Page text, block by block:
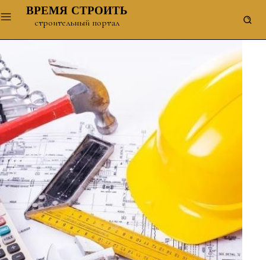
ВРЕМЯ СТРОИТЬ
строительный портал